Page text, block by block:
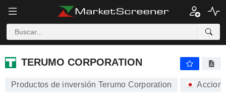
TERUMO CORPORATION
TERUMO CORPORATION
Productos de inversión Terumo Corporation